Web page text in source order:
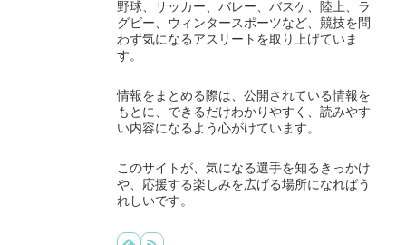
野球、サッカー、バレー、バスケ、陸上、ラ
グビー、ウィンタースポーツなど、競技を問
わず気になるアスリートを取り上げていま
す。
情報をまとめる際は、公開されている情報を
もとに、できるだけわかりやすく、読みやす
い内容になるよう心がけています。
このサイトが、気になる選手を知るきっかけ
や、応援する楽しみを広げる場所になればう
れしいです。